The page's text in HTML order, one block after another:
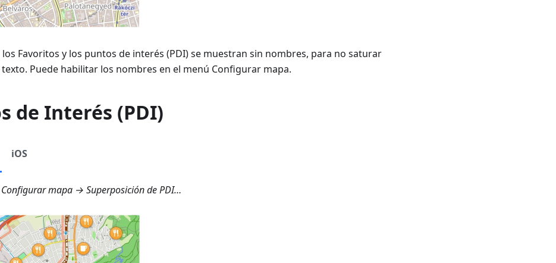
Favoritos y los puntos de interés (PDI) se muestran sin nombres, para no saturar
Puede habilitar los nombres en el menú Configurar mapa.
de Interés (PDI)
iOS
mapa → Superposición de PDI…